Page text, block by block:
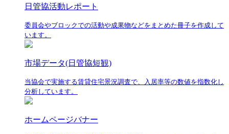
日管協活動レポート
委員会やブロックでの活動や成果物などをまとめた冊子を作成して
います。
市場データ(日管協短観)
当協会で実施する賃貸住宅景況調査で、入居率等の数値を指数化し
分析しています。
ホームページバナー